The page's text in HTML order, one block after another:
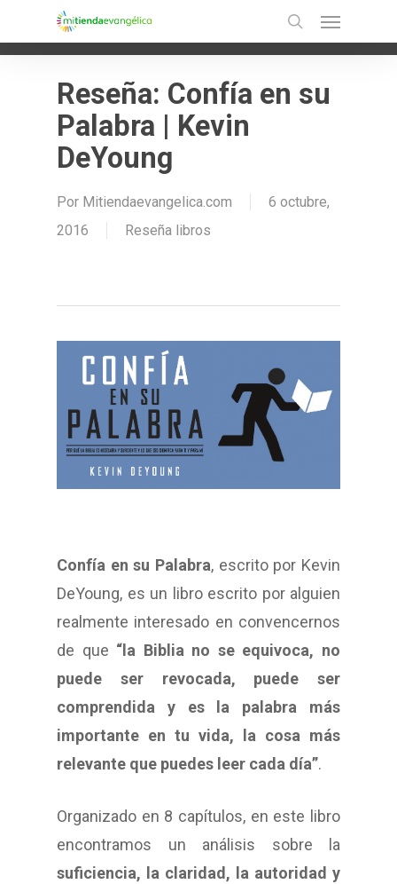
to
search
Reseña: Confía en su
Palabra | Kevin
DeYoung
Por Mitiendaevangelica.com
6 octubre,
2016
Reseña libros
Confía en su Palabra, escrito por Kevin
DeYoung, es un libro escrito por alguien
realmente interesado en convencernos
de que “la Biblia no se equivoca, no
puede ser revocada, puede ser
comprendida y es la palabra más
importante en tu vida, la cosa más
relevante que puedes leer cada día”.
Organizado en 8 capítulos, en este libro
encontramos un análisis sobre la
suficiencia, la claridad, la autoridad y
Ir a la versión móvil